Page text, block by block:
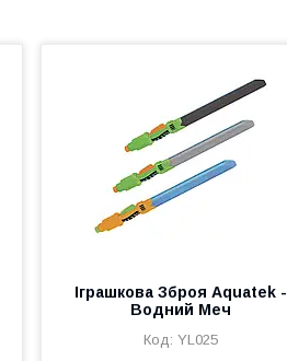
Іграшкова Зброя Aquatek -
Водний Меч
YL025